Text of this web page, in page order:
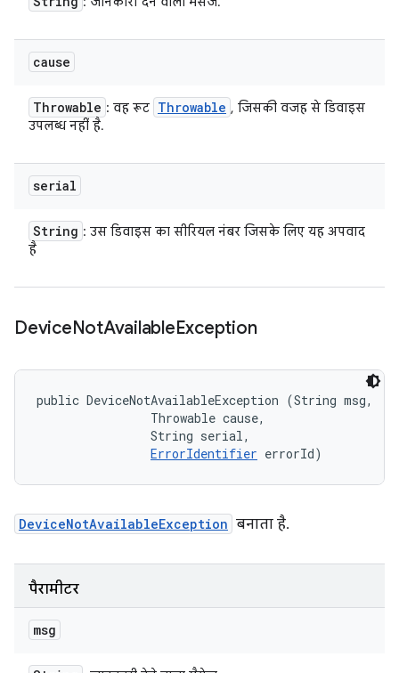
cause
Throwable : वह रूट Throwable , जिसकी वजह से डिवाइस
उपलब्ध नहीं है.
serial
String : उस डिवाइस का सीरियल नंबर जिसके लिए यह अपवाद
है
DeviceNotAvailableException
public DeviceNotAvailableException (String msg,
                Throwable cause,
                String serial,
ErrorIdentifier errorId)
DeviceNotAvailableException बनाता है.
पैरामीटर
msg